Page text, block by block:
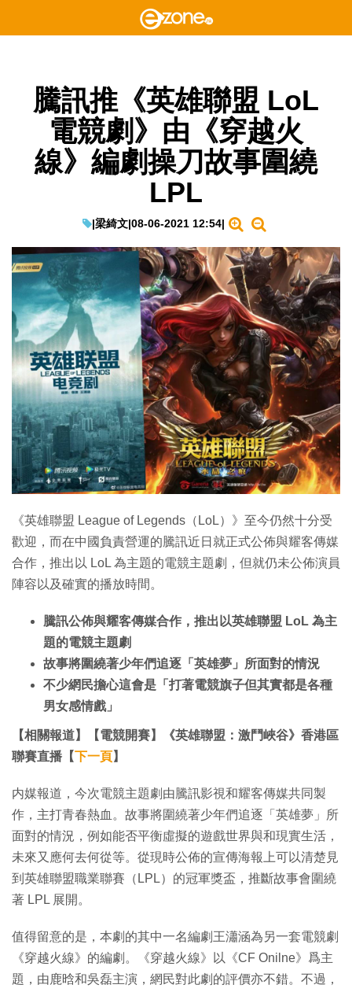
騰訊推《英雄聯盟 LoL
電競劇》由《穿越火
線》編劇操刀故事圍繞
LPL
|梁綺文|08-06-2021 12:54|
《英雄聯盟 League of Legends（LoL）》至今仍然十分受
歡迎，而在中國負責營運的騰訊近日就正式公佈與耀客傳媒
合作，推出以 LoL 為主題的電競主題劇，但就仍未公佈演員
陣容以及確實的播放時間。
騰訊公佈與耀客傳媒合作，推出以英雄聯盟 LoL 為主
題的電競主題劇
故事將圍繞著少年們追逐「英雄夢」所面對的情況
不少網民擔心這會是「打著電競旗子但其實都是各種
男女感情戲」
【相關報道】【電競開賽】《英雄聯盟：激鬥峽谷》香港區
聯賽直播【下一頁】
内媒報道，今次電競主題劇由騰訊影視和耀客傳媒共同製
作，主打青春熱血。故事將圍繞著少年們追逐「英雄夢」所
面對的情況，例如能否平衡虛擬的遊戲世界與和現實生活，
未來又應何去何從等。從現時公佈的宣傳海報上可以清楚見
到英雄聯盟職業聯賽（LPL）的冠軍獎盃，推斷故事會圍繞
著 LPL 展開。
值得留意的是，本劇的其中一名編劇王瀟涵為另一套電競劇
《穿越火線》的編劇。《穿越火線》以《CF Onilne》爲主
題，由鹿晗和吳磊主演，網民對此劇的評價亦不錯。不過，